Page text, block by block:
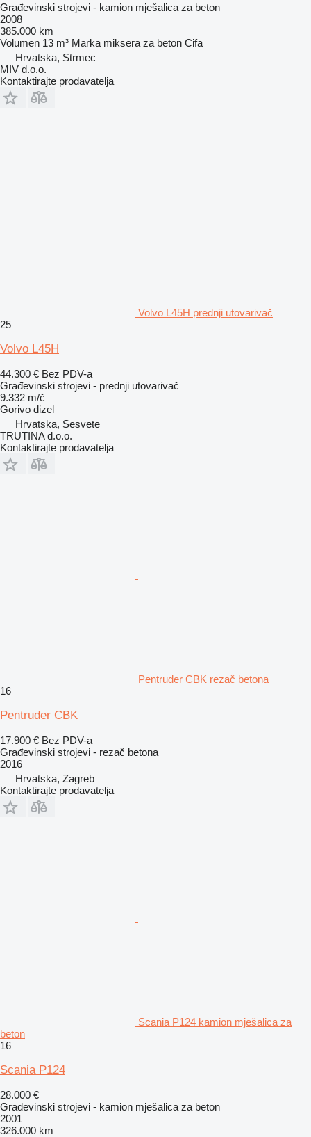
Građevinski strojevi - kamion mješalica za beton
2008
385.000 km
Volumen 13 m³ Marka miksera za beton Cifa
Hrvatska, Strmec
MIV d.o.o.
Kontaktirajte prodavatelja
Volvo L45H prednji utovarivač
25
Volvo L45H
44.300 € Bez PDV-a
Građevinski strojevi - prednji utovarivač
9.332 m/č
Gorivo dizel
Hrvatska, Sesvete
TRUTINA d.o.o.
Kontaktirajte prodavatelja
Pentruder CBK rezač betona
16
Pentruder CBK
17.900 € Bez PDV-a
Građevinski strojevi - rezač betona
2016
Hrvatska, Zagreb
Kontaktirajte prodavatelja
Scania P124 kamion mješalica za
beton
16
Scania P124
28.000 €
Građevinski strojevi - kamion mješalica za beton
2001
326.000 km